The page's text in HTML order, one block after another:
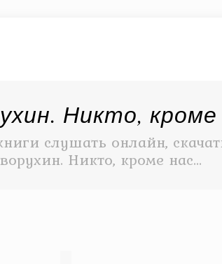
Никто,
слушать онлайн,
Никто, кроме нас…